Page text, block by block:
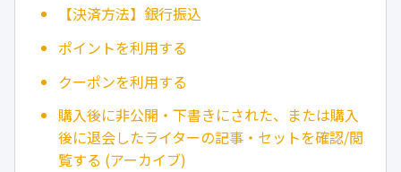
【決済方法】銀行振込
ポイントを利用する
クーポンを利用する
購入後に非公開・下書きにされた、または購入
後に退会したライターの記事・セットを確認/閲
覧する (アーカイブ)